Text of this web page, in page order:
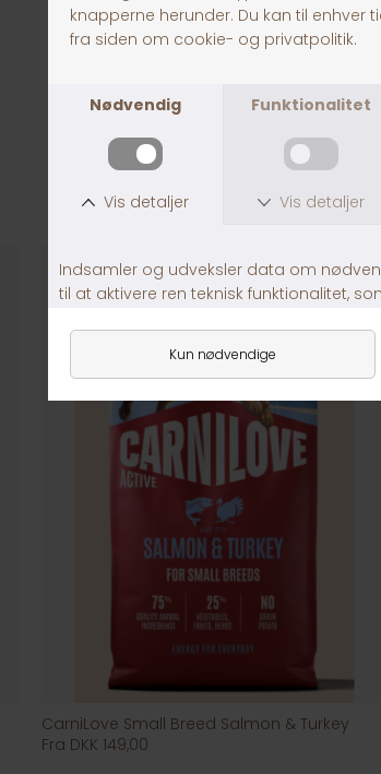
ANDRE
CarniLove Small Breed Salmon & Turkey
Fra DKK 149,00